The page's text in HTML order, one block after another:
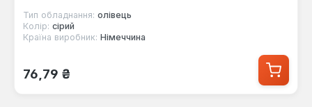
Тип обладнання: олівець
Колір: сірий
Країна виробник: Німеччина
Звичайна ціна:
76,79 ₴